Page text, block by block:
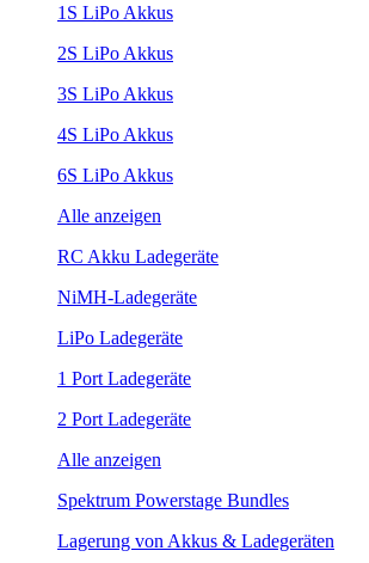
1S LiPo Akkus
2S LiPo Akkus
3S LiPo Akkus
4S LiPo Akkus
6S LiPo Akkus
Alle anzeigen
RC Akku Ladegeräte
NiMH-Ladegeräte
LiPo Ladegeräte
1 Port Ladegeräte
2 Port Ladegeräte
Alle anzeigen
Spektrum Powerstage Bundles
Lagerung von Akkus & Ladegeräten